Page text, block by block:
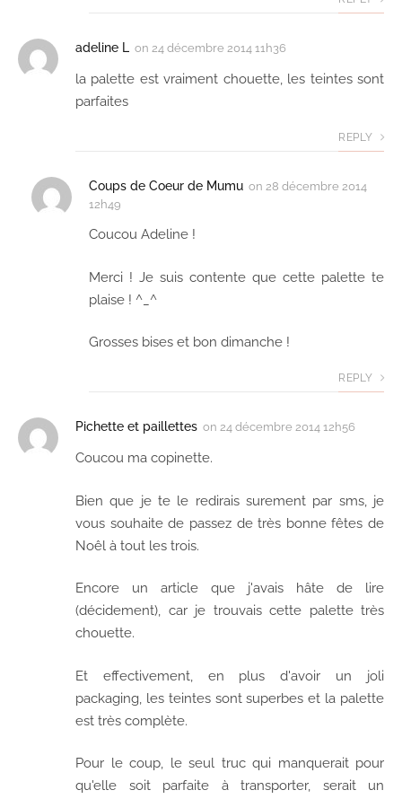
adeline L on 24 décembre 2014 11h36
la palette est vraiment chouette, les teintes sont
parfaites
REPLY
Coups de Coeur de Mumu on 28 décembre 2014
12h49
Coucou Adeline !
Merci ! Je suis contente que cette palette te
plaise ! ^_^
Grosses bises et bon dimanche !
REPLY
Pichette et paillettes on 24 décembre 2014 12h56
Coucou ma copinette.
Bien que je te le redirais surement par sms, je
vous souhaite de passez de très bonne fêtes de
Noêl à tout les trois.
Encore un article que j'avais hâte de lire
(décidement), car je trouvais cette palette très
chouette.
Et effectivement, en plus d'avoir un joli
packaging, les teintes sont superbes et la palette
est très complète.
Pour le coup, le seul truc qui manquerait pour
qu'elle soit parfaite à transporter, serait un